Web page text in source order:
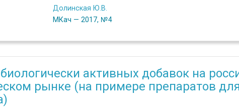
Долинская Ю.В.
МКач — 2017, №4
активных добавок на
рынке (на примере препаратов